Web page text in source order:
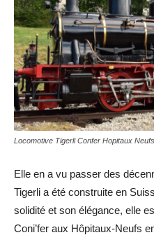
Locomotive Tigerli Confer Hopitaux Neufs
Elle en a vu passer des
Tigerli a été construite en
solidité et son élégance, elle
Coni’fer aux Hôpitaux-Neufs